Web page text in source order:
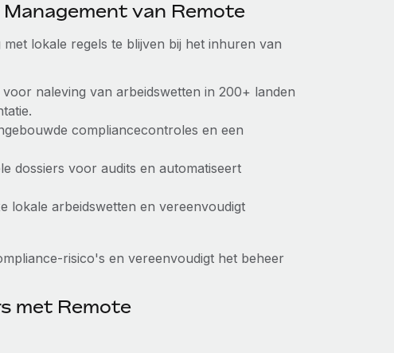
van Remote
lokale regels te blijven bij het inhuren van
naleving van arbeidswetten in 200+ landen
compliancecontroles en een
dossiers voor audits en automatiseert
lokale arbeidswetten en vereenvoudigt
risico's en vereenvoudigt het beheer
met Remote